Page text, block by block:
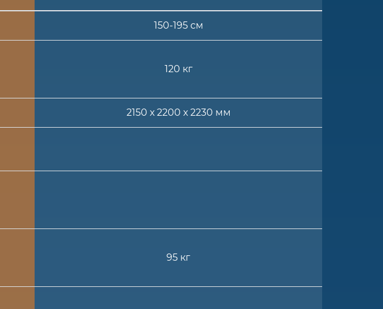
150-195 см
120 кг
2150 х 2200 х 2230 мм
95 кг